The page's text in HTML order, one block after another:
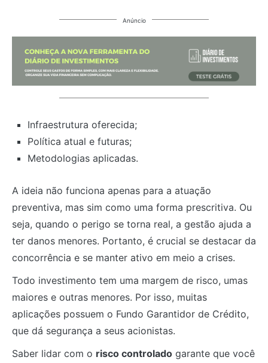
Anúncio
Infraestrutura oferecida;
Política atual e futuras;
Metodologias aplicadas.
A ideia não funciona apenas para a atuação
preventiva, mas sim como uma forma prescritiva. Ou
seja, quando o perigo se torna real, a gestão ajuda a
ter danos menores. Portanto, é crucial se destacar da
concorrência e se manter ativo em meio a crises.
Todo investimento tem uma margem de risco, umas
maiores e outras menores. Por isso, muitas
aplicações possuem o Fundo Garantidor de Crédito,
que dá segurança a seus acionistas.
Saber lidar com o risco controlado garante que você